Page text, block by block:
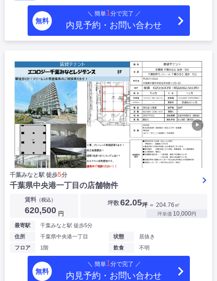
無料
＼ 簡単1分で完了 ／
内見予約・お問い合わせ
▶
千葉みなと駅 徒歩5分
千葉県中央港一丁目の店舗物件
賃料（税込）
620,500 円
坪数62.05坪 ＝ 204.76㎡
坪単価 10,000円
最寄駅
千葉みなと駅 徒歩5分
住所
千葉県中央港一丁目
フロア
1階
状態
居抜き
飲食
不明
無料
＼ 簡単1分で完了 ／
内見予約・お問い合わせ